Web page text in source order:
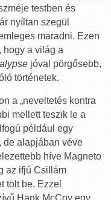
testben és
nyíltan szegül
maradni. Ezen
hogy a világ a
jóval pörgősebb,
történetek.
a „neveltetés kontra
mellett teszik le a
például egy
de alapjában véve
híve Magneto
az ifjú Csillám
tölt be. Ezzel
Hank McCoy egy